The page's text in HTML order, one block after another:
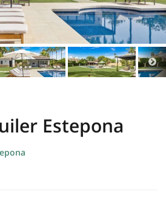
Estepona